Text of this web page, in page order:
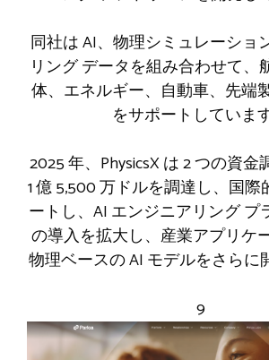
同社は AI、物理シミュレーショ
リング データを組み合わせて、
体、エネルギー、自動車、先端
をサポートしています
2025 年、PhysicsX は 2 つの資
1 億 5,500 万ドルを調達し、国
ートし、AI エンジニアリング プ
の導入を拡大し、産業アプリケ
物理ベースの AI モデルをさらに
9